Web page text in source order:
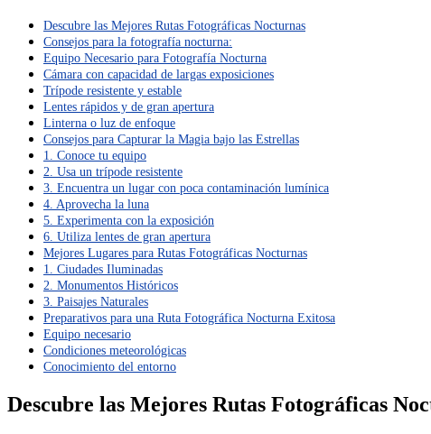
Descubre las Mejores Rutas Fotográficas Nocturnas
Consejos para la fotografía nocturna:
Equipo Necesario para Fotografía Nocturna
Cámara con capacidad de largas exposiciones
Trípode resistente y estable
Lentes rápidos y de gran apertura
Linterna o luz de enfoque
Consejos para Capturar la Magia bajo las Estrellas
1. Conoce tu equipo
2. Usa un trípode resistente
3. Encuentra un lugar con poca contaminación lumínica
4. Aprovecha la luna
5. Experimenta con la exposición
6. Utiliza lentes de gran apertura
Mejores Lugares para Rutas Fotográficas Nocturnas
1. Ciudades Iluminadas
2. Monumentos Históricos
3. Paisajes Naturales
Preparativos para una Ruta Fotográfica Nocturna Exitosa
Equipo necesario
Condiciones meteorológicas
Conocimiento del entorno
Descubre las Mejores Rutas Fotográficas